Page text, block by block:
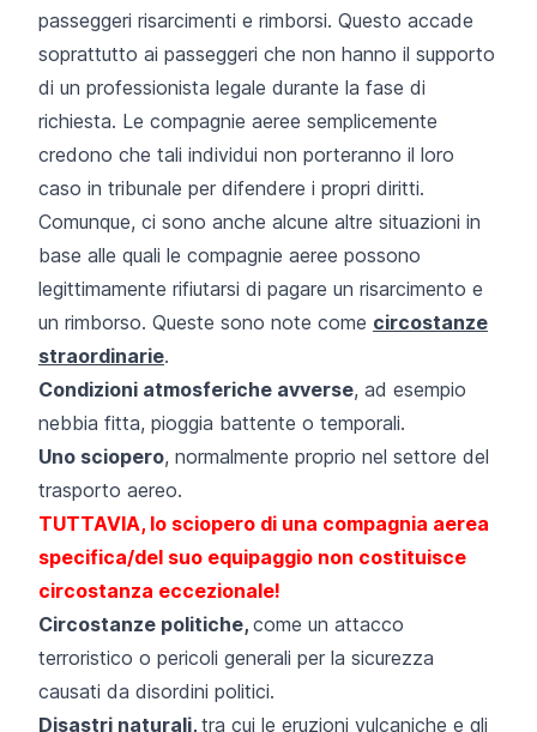
passeggeri risarcimenti e rimborsi. Questo accade
soprattutto ai passeggeri che non hanno il supporto
di un professionista legale durante la fase di
richiesta. Le compagnie aeree semplicemente
credono che tali individui non porteranno il loro
caso in tribunale per difendere i propri diritti.
Comunque, ci sono anche alcune altre situazioni in
base alle quali le compagnie aeree possono
legittimamente rifiutarsi di pagare un risarcimento e
un rimborso. Queste sono note come circostanze
straordinarie.
Condizioni atmosferiche avverse, ad esempio
nebbia fitta, pioggia battente o temporali.
Uno sciopero, normalmente proprio nel settore del
trasporto aereo.
TUTTAVIA, lo sciopero di una compagnia aerea
specifica/del suo equipaggio non costituisce
circostanza eccezionale!
Circostanze politiche, come un attacco
terroristico o pericoli generali per la sicurezza
causati da disordini politici.
Disastri naturali, tra cui le eruzioni vulcaniche e gli